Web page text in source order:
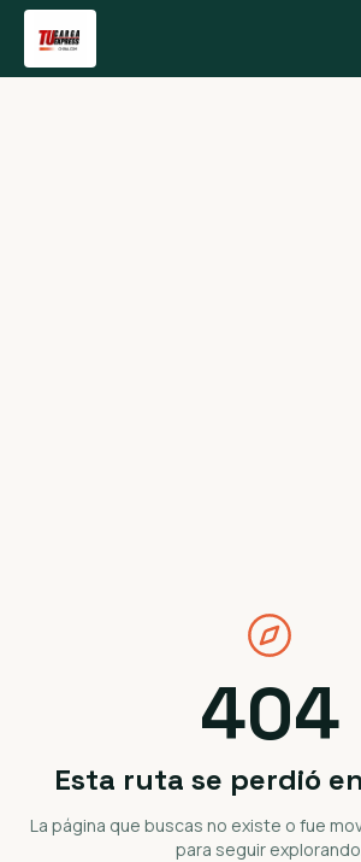
404
Esta ruta se perdió
La página que buscas no existe o fue
para seguir explorando.